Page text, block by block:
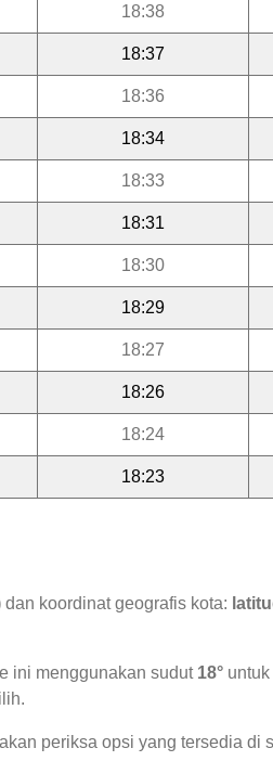
18:38
18:37
18:36
18:34
18:33
18:31
18:30
18:29
18:27
18:26
18:24
18:23
dan koordinat geografis kota:
ini menggunakan sudut 18°
periksa opsi yang tersedia di